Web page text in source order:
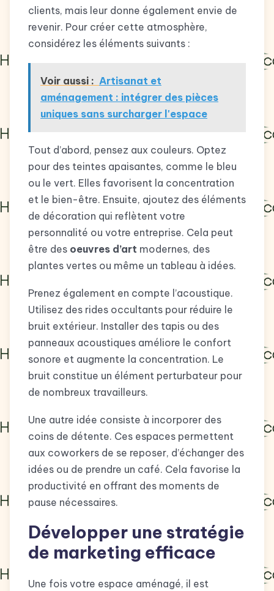
clients, mais leur donne également envie de
revenir. Pour créer cette atmosphère,
considérez les éléments suivants :
Voir aussi : Artisanat et
aménagement : intégrer des pièces
uniques sans surcharger l'espace
Tout d’abord, pensez aux couleurs. Optez
pour des teintes apaisantes, comme le bleu
ou le vert. Elles favorisent la concentration
et le bien-être. Ensuite, ajoutez des éléments
de décoration qui reflètent votre
personnalité ou votre entreprise. Cela peut
être des oeuvres d’art modernes, des
plantes vertes ou même un tableau à idées.
Prenez également en compte l’acoustique.
Utilisez des rides occultants pour réduire le
bruit extérieur. Installer des tapis ou des
panneaux acoustiques améliore le confort
sonore et augmente la concentration. Le
bruit constitue un élément perturbateur pour
de nombreux travailleurs.
Une autre idée consiste à incorporer des
coins de détente. Ces espaces permettent
aux coworkers de se reposer, d’échanger des
idées ou de prendre un café. Cela favorise la
productivité en offrant des moments de
pause nécessaires.
Développer une stratégie
de marketing efficace
Une fois votre espace aménagé, il est